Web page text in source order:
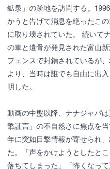
鉱泉」の跡地を訪問する。
かうと告げて消息を絶ったこ
に取り壊されていた。 続いて
の車と遺骨が発見された富山
フェンスで封鎖されているが
より、当時は誰でも自由に出
明した。
動画の中盤以降、ナナジャパ
撃証言」の不自然さに焦点を
年に突如目撃情報が寄せられ
た。「声をかけようとしたと
落ちてしまった」「怖くなっ